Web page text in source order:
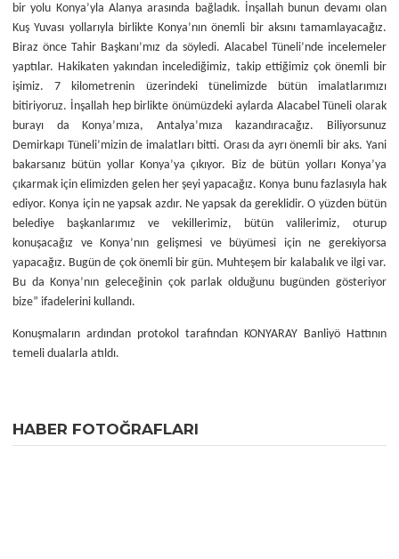
bir yolu Konya’yla Alanya arasında bağladık. İnşallah bunun devamı olan
Kuş Yuvası yollarıyla birlikte Konya’nın önemli bir aksını tamamlayacağız.
Biraz önce Tahir Başkanı’mız da söyledi. Alacabel Tüneli’nde incelemeler
yaptılar. Hakikaten yakından incelediğimiz, takip ettiğimiz çok önemli bir
işimiz. 7 kilometrenin üzerindeki tünelimizde bütün imalatlarımızı
bitiriyoruz. İnşallah hep birlikte önümüzdeki aylarda Alacabel Tüneli olarak
burayı da Konya’mıza, Antalya’mıza kazandıracağız. Biliyorsunuz
Demirkapı Tüneli’mizin de imalatları bitti. Orası da ayrı önemli bir aks. Yani
bakarsanız bütün yollar Konya’ya çıkıyor. Biz de bütün yolları Konya’ya
çıkarmak için elimizden gelen her şeyi yapacağız. Konya bunu fazlasıyla hak
ediyor. Konya için ne yapsak azdır. Ne yapsak da gereklidir. O yüzden bütün
belediye başkanlarımız ve vekillerimiz, bütün valilerimiz, oturup
konuşacağız ve Konya’nın gelişmesi ve büyümesi için ne gerekiyorsa
yapacağız. Bugün de çok önemli bir gün. Muhteşem bir kalabalık ve ilgi var.
Bu da Konya’nın geleceğinin çok parlak olduğunu bugünden gösteriyor
bize” ifadelerini kullandı.
Konuşmaların ardından protokol tarafından KONYARAY Banliyö Hattının
temeli dualarla atıldı.
HABER FOTOĞRAFLARI